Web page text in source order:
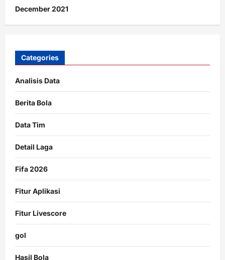
December 2021
Categories
Analisis Data
Berita Bola
Data Tim
Detail Laga
Fifa 2026
Fitur Aplikasi
Fitur Livescore
gol
Hasil Bola